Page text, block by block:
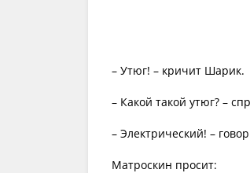
– Утюг! – кричит Шарик.
– Какой такой утюг? –
– Электрический! –
Матроскин просит: